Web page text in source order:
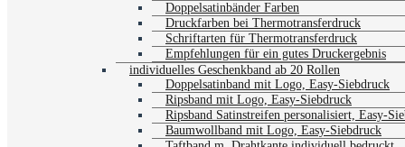
Doppelsatinbänder Farben
Druckfarben bei Thermotransferdruck
Schriftarten für Thermotransferdruck
Empfehlungen für ein gutes Druckergebnis
individuelles Geschenkband ab 20 Rollen
Doppelsatinband mit Logo, Easy-Siebdruck
Ripsband mit Logo, Easy-Siebdruck
Ripsband Satinstreifen personalisiert, Easy-
Baumwollband mit Logo, Easy-Siebdruck